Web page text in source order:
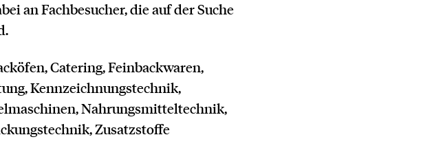
an Fachbesucher, die auf der Suche
Catering, Feinbackwaren,
Kennzeichnungstechnik,
Nahrungsmitteltechnik,
Zusatzstoffe